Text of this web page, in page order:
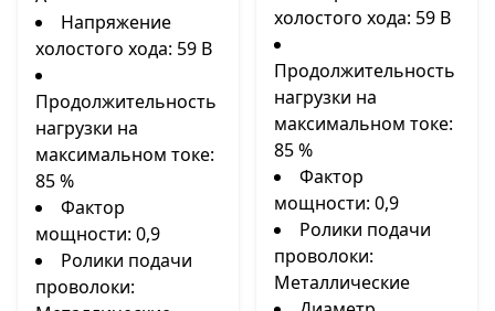
Напряжение
холостого хода: 59 В
Продолжительность
нагрузки на
максимальном токе:
85 %
Фактор
мощности: 0,9
Ролики подачи
проволоки:
холостого хода: 59 В
Продолжительность
нагрузки на
максимальном токе:
85 %
Фактор
мощности: 0,9
Ролики подачи
проволоки:
Металлические